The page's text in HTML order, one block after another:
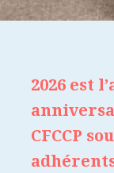
2026 est
CFCCP